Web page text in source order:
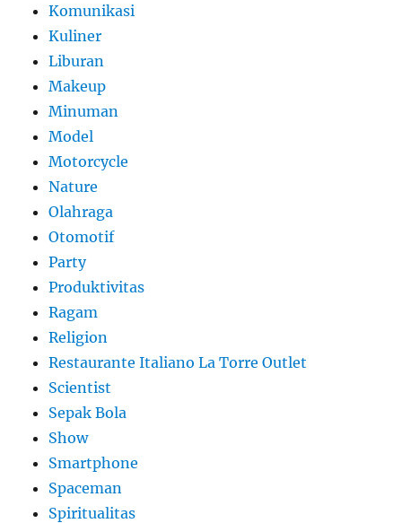
Komunikasi
Kuliner
Liburan
Makeup
Minuman
Model
Motorcycle
Nature
Olahraga
Otomotif
Party
Produktivitas
Ragam
Religion
Restaurante Italiano La Torre Outlet
Scientist
Sepak Bola
Show
Smartphone
Spaceman
Spiritualitas